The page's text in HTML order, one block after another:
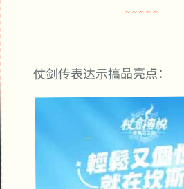
~~~~~
仗剑传表达示搞品亮点：